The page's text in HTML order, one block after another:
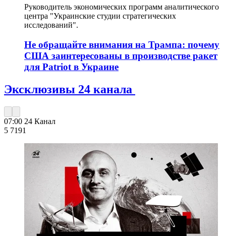
Руководитель экономических программ аналитического
центра "Украинские студии стратегических
исследований".
Не обращайте внимания на Трампа: почему
США заинтересованы в производстве ракет
для Patriot в Украине
Эксклюзивы 24 канала
07:00 24 Канал
5 7191